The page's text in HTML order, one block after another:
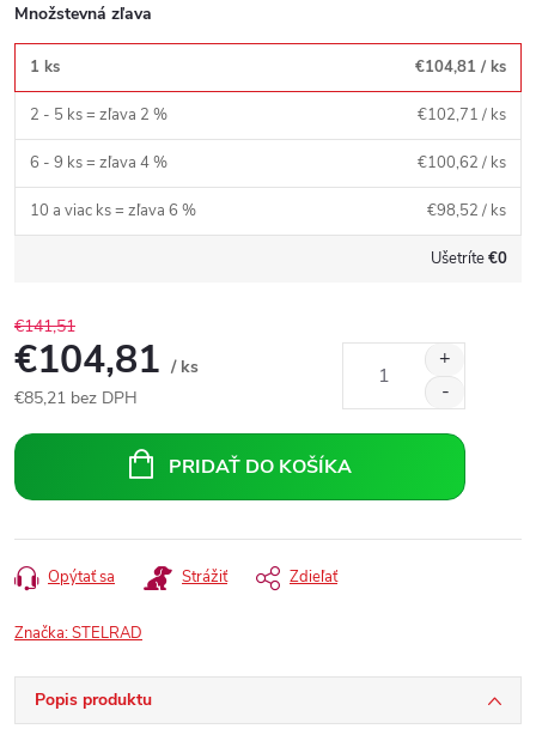
Množstevná zľava
1 ks €104,81 / ks
2 - 5 ks = zľava 2 % €102,71 / ks
6 - 9 ks = zľava 4 % €100,62 / ks
10 a viac ks = zľava 6 % €98,52 / ks
Ušetríte€0
€141,51
€104,81 / ks
€85,21 bez DPH
cena:
PRIDAŤ DO KOŠÍKA
Opýtať sa Strážiť Zdieľať
Značka:STELRAD
Popis produktu